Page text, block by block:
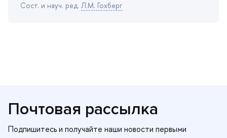
Сост. и науч. ред. Л.М. Гохбер
Почтовая рассылка